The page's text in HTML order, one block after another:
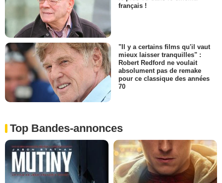
français !
"Il y a certains films qu'il vaut
mieux laisser tranquilles" :
Robert Redford ne voulait
absolument pas de remake
pour ce classique des années
70
Top Bandes-annonces